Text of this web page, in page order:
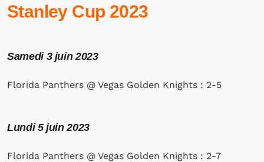
Stanley Cup 2023
Samedi 3 juin 2023
Florida Panthers @ Vegas Golden Knights : 2-5
Lundi 5 juin 2023
Florida Panthers @ Vegas Golden Knights : 2-7